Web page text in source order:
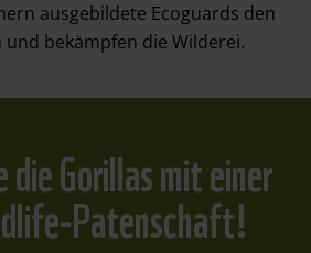
ausgebildete Ecoguards den
bekämpfen die Wilderei.
Gorillas mit einer
Patenschaft!